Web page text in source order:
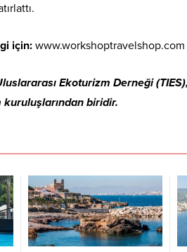
için: www.workshoptravelshop.com
Ekoturizm Derneği
biridir.